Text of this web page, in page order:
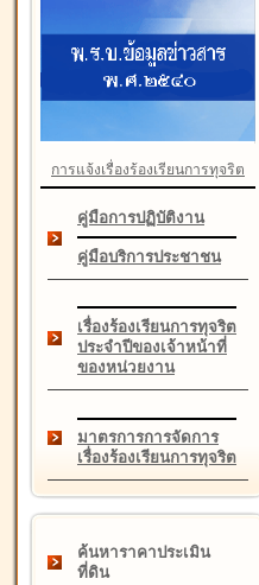
การแจ้งเรื่องร้องเรียนการทุจริต
คู่มือการปฏิบัติงาน
คู่มือบริการประชาชน
เรื่องร้องเรียนการทุจริต
ประจำปีของเจ้าหน้าที่
ของหน่วยงาน
มาตรการการจัดการ
เรื่องร้องเรียนการทุจริต
ค้นหาราคาประเมิน
ที่ดิน